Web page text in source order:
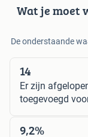
Wat je moet
De onderstaande
14
Er zijn
toegevoegd
9,2%